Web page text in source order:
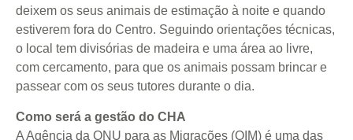
deixem os seus animais de estimação à noite e quando
estiverem fora do Centro. Seguindo orientações técnicas,
o local tem divisórias de madeira e uma área ao livre,
com cercamento, para que os animais possam brincar e
passear com os seus tutores durante o dia.
Como será a gestão do CHA
A Agência da ONU para as Migrações (OIM) é uma das